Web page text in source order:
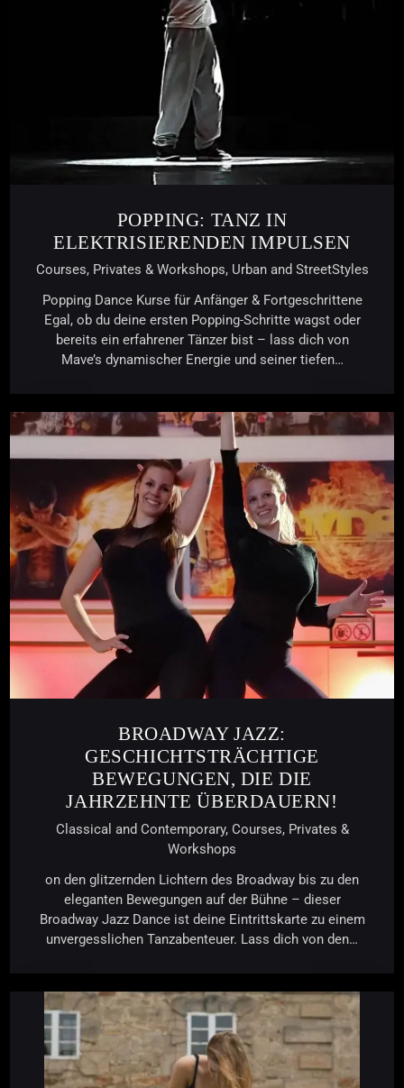
POPPING: TANZ IN
ELEKTRISIERENDEN IMPULSEN
Courses, Privates & Workshops, Urban and StreetStyles
Popping Dance Kurse für Anfänger & Fortgeschrittene
Egal, ob du deine ersten Popping-Schritte wagst oder
bereits ein erfahrener Tänzer bist – lass dich von
Mave’s dynamischer Energie und seiner tiefen…
BROADWAY JAZZ:
GESCHICHTSTRÄCHTIGE
BEWEGUNGEN, DIE DIE
JAHRZEHNTE ÜBERDAUERN!
Classical and Contemporary, Courses, Privates &
Workshops
on den glitzernden Lichtern des Broadway bis zu den
eleganten Bewegungen auf der Bühne – dieser
Broadway Jazz Dance ist deine Eintrittskarte zu einem
unvergesslichen Tanzabenteuer. Lass dich von den…